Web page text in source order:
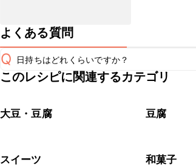
よくある質問
Q 日持ちはどれくらいですか？
保存期間は冷蔵で当日中が目安です。なるべ
※日持ちは目安です。
このレシピに関連するカテゴリ
大豆・豆腐 豆腐
スイーツ 和菓子